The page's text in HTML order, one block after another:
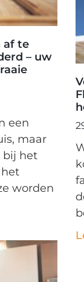
af te
– uw
een
maar
bij het
worden